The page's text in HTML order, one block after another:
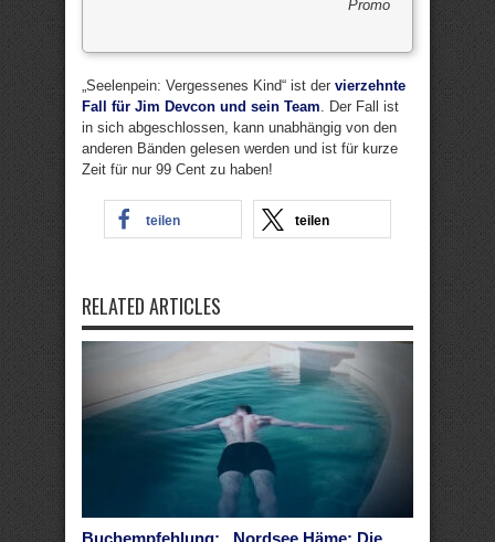
Promo
„Seelenpein: Vergessenes Kind“ ist der vierzehnte
Fall für Jim Devcon und sein Team. Der Fall ist
in sich abgeschlossen, kann unabhängig von den
anderen Bänden gelesen werden und ist für kurze
Zeit für nur 99 Cent zu haben!
teilen teilen
RELATED ARTICLES
Buchempfehlung: „Nordsee Häme: Die